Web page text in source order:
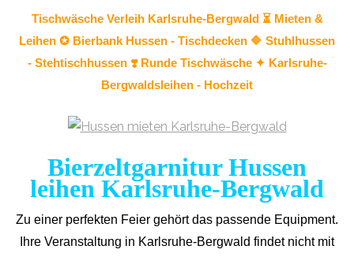
Tischwäsche Verleih Karlsruhe-Bergwald ⏳ Mieten &
Leihen ✪ Bierbank Hussen - Tischdecken 🔷 Stuhlhussen
- Stehtischhussen ❣️ Runde Tischwäsche ✦ Karlsruhe-
Bergwaldsleihen - Hochzeit
Bierzeltgarnitur Hussen
leihen Karlsruhe-Bergwald
Zu einer perfekten Feier gehört das passende Equipment.
Ihre Veranstaltung in Karlsruhe-Bergwald findet nicht mit